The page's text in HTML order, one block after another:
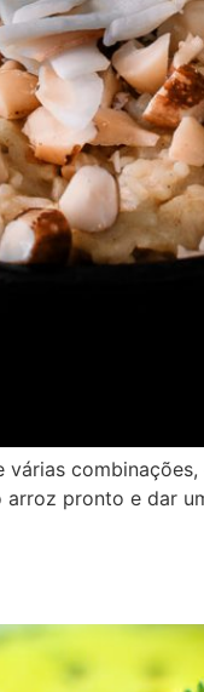
pronto e dar